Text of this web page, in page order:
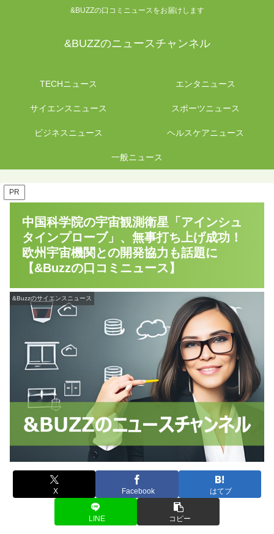
&BUZZの口コミニュースをお届けします
&BUZZのニュースチャンネル
TECHニュース エンタニュース
サイエンスニュース スポーツニュース
ビジネスニュース ヘルスケアニュース
一般ニュース
PR
中国科学院の宇宙観測衛星「アインシュ
タインプローブ」、無事打ち上げ成功！
欧州宇宙機関との開発協力も話題に
【&Buzzの口コミニュース】
&Buzzのサイエンスニュース
X Facebook はてブ
LINE コピー